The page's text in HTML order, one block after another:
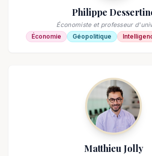
Philippe
Économiste et professeur
Économie
Géopolitique
Matthieu Jolly